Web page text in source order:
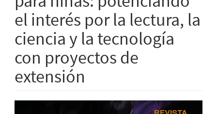
el interés por la lectura, la
ciencia y la tecnología
con proyectos de
extensión